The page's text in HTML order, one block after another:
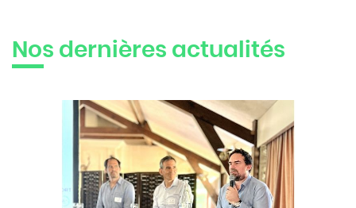
Nos dernières actualités